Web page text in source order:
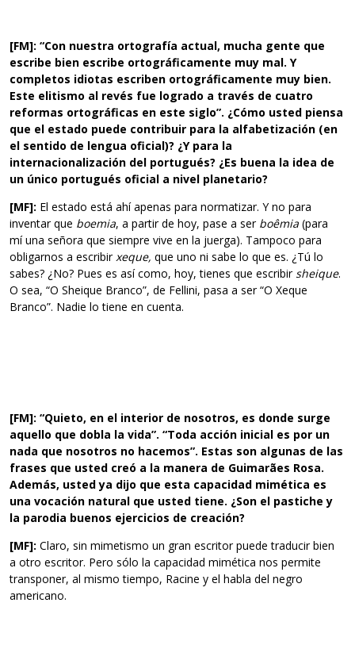
[FM]: “Con nuestra ortografía actual, mucha gente que
escribe bien escribe ortográficamente muy mal. Y
completos idiotas escriben ortográficamente muy bien.
Este elitismo al revés fue logrado a través de cuatro
reformas ortográficas en este siglo”. ¿Cómo usted piensa
que el estado puede contribuir para la alfabetización (en
el sentido de lengua oficial)? ¿Y para la
internacionalización del portugués? ¿Es buena la idea de
un único portugués oficial a nivel planetario?
[MF]: El estado está ahí apenas para normatizar. Y no para
inventar que boemia, a partir de hoy, pase a ser boêmia (para
mí una señora que siempre vive en la juerga). Tampoco para
obligarnos a escribirxeque, que uno ni sabe lo que es. ¿Tú lo
sabes? ¿No? Pues es así como, hoy, tienes que escribirsheique.
O sea, “O Sheique Branco”, de Fellini, pasa a ser “O Xeque
Branco”. Nadie lo tiene en cuenta.
[FM]: “Quieto, en el interior de nosotros, es donde surge
aquello que dobla la vida”. “Toda acción inicial es por un
nada que nosotros no hacemos”. Estas son algunas de las
frases que usted creó a la manera de Guimarães Rosa.
Además, usted ya dijo que esta capacidad mimética es
una vocación natural que usted tiene. ¿Son el pastiche y
la parodia buenos ejercicios de creación?
[MF]: Claro, sin mimetismo un gran escritor puede traducir bien
a otro escritor. Pero sólo la capacidad mimética nos permite
transponer, al mismo tiempo, Racine y el habla del negro
americano.